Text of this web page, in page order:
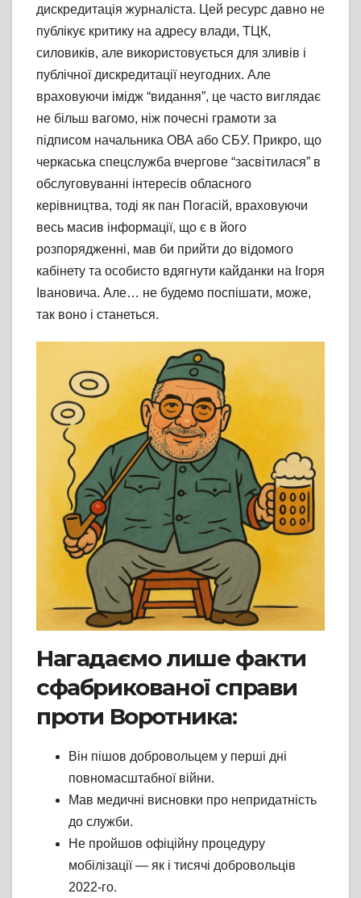
дискредитація журналіста. Цей ресурс давно не
публікує критику на адресу влади, ТЦК,
силовиків, але використовується для зливів і
публічної дискредитації неугодних. Але
враховуючи імідж “видання”, це часто виглядає
не більш вагомо, ніж почесні грамоти за
підписом начальника ОВА або СБУ. Прикро, що
черкаська спецслужба вчергове “засвітилася” в
обслуговуванні інтересів обласного
керівництва, тоді як пан Погасій, враховуючи
весь масив інформації, що є в його
розпорядженні, мав би прийти до відомого
кабінету та особисто вдягнути кайданки на Ігоря
Івановича. Але… не будемо поспішати, може,
так воно і станеться.
Нагадаємо лише факти
сфабрикованої справи
проти Воротника:
Він пішов добровольцем у перші дні
повномасштабної війни.
Мав медичні висновки про непридатність
до служби.
Не пройшов офіційну процедуру
мобілізації — як і тисячі добровольців
2022-го.